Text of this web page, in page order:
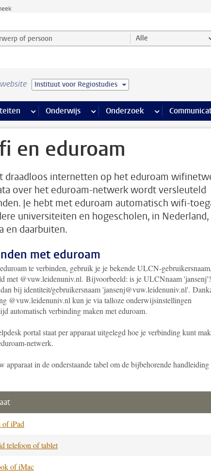
of persoon en selecteer categorie Alle
Instituut voor Regiostudies
meer Faciliteiten pagina’s
Onderwijs meer Onderwijs pagina’s
Onderzoek meer Onderzoek
en eduroam
draadloos internetten op het eduroam
over het eduroam-netwerk wordt versleuteld
Je hebt met eduroam automatisch wifi-
universiteiten en hogescholen, in Nederland,
en daarbuiten.
met eduroam
te verbinden, gebruik je je bekende ULCN-gebruikersnaam,
met @vuw.leidenuniv.nl. Bijvoorbeeld: is je ULCNnaam 'jansenj'?
bij identiteit/gebruikersnaam 'jansenj@vuw.leidenuniv.nl'.
@vuw.leidenuniv.nl kun je via talloze onderwijsinstellingen
automatisch verbinding maken met eduroam.
portal staat per apparaat uitgelegd hoe je verbinding kunt
netwerk.
apparaat in de onderstaande tabel om de bijbehorende handleiding
of iPad
telefoon of tablet
of iMac